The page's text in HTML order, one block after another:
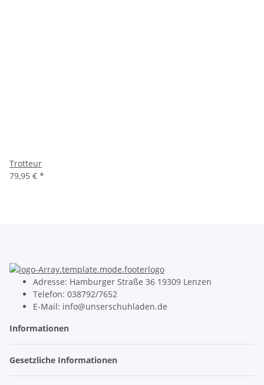
Trotteur
79,95 € *
Adresse: Hamburger Straße 36 19309 Lenzen
Telefon: 038792/7652
E-Mail: info@unserschuhladen.de
Informationen
Gesetzliche Informationen